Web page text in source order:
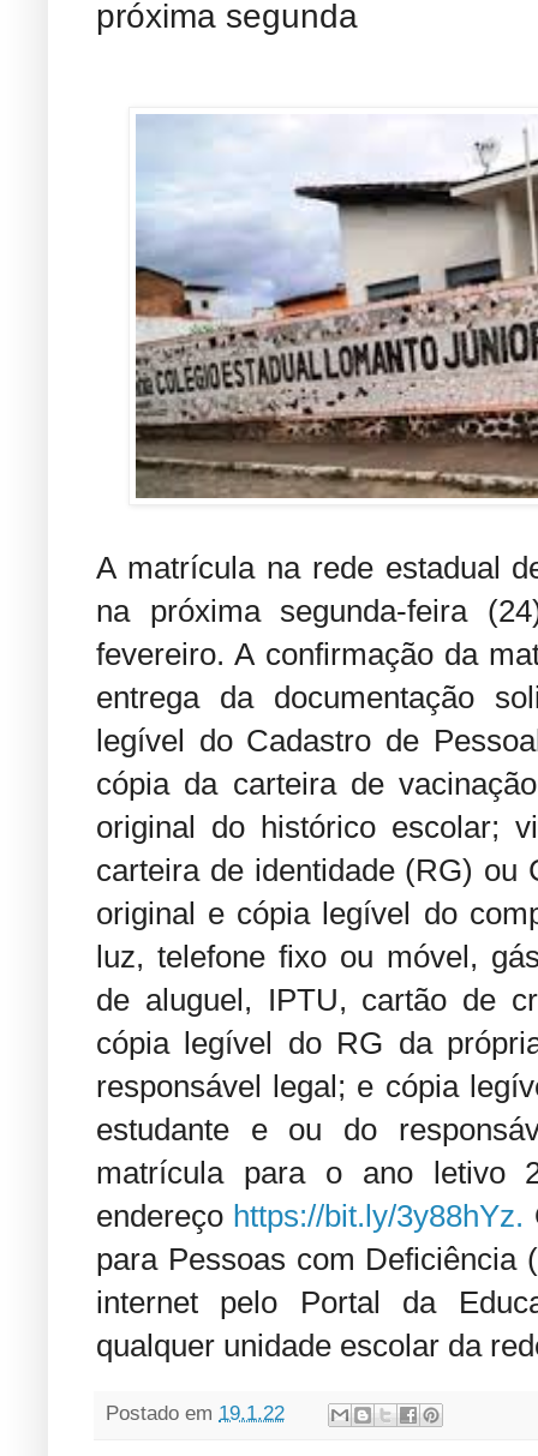
próxima segunda
A matrícula na rede estadual
na próxima segunda-feira
fevereiro. A confirmação da
entrega da documentação
legível do Cadastro de
cópia da carteira de
original do histórico escolar;
carteira de identidade (RG) ou
original e cópia legível do
luz, telefone fixo ou móvel,
de aluguel, IPTU, cartão de
cópia legível do RG da
responsável legal; e cópia
estudante e ou do
matrícula para o ano letivo
endereço https://bit.ly/3y88hYz.
para Pessoas com Deficiência
internet pelo Portal da
qualquer unidade escolar da
Postado em 19.1.22